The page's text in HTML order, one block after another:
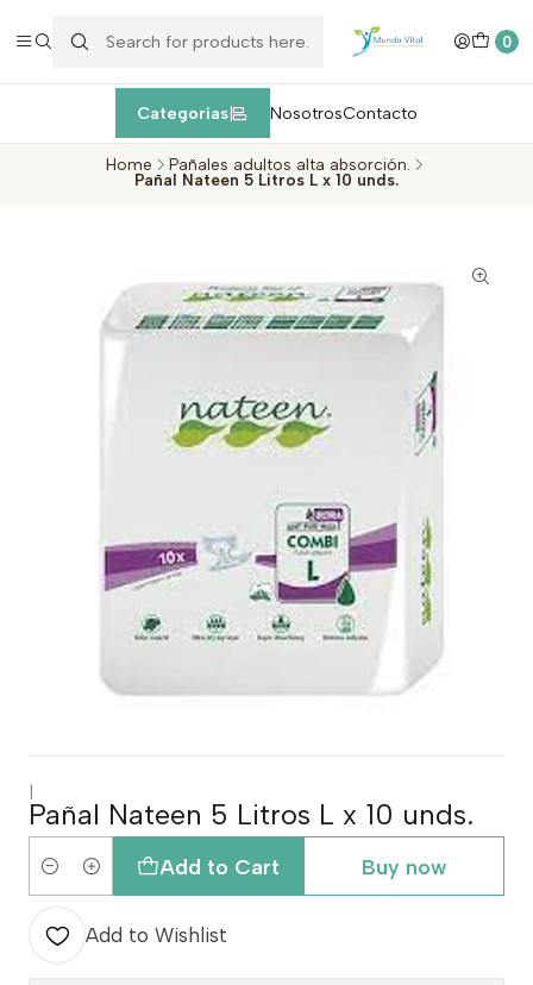
0
Categorías NosotrosContacto
Enviamos EXPRESS máximo 1 día de entrega después de la
compradentro de la Región Metropolitana, Valparaíso y Viña del Mar
Home
Pañales adultos alta absorción.
Pañal Nateen 5 Litros L x 10 unds.
Pañal Nateen 5 Litros L x 10 unds.
Quantity
Add to Cart Buy now
Add to Wishlist